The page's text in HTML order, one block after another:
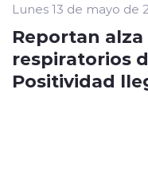
Lunes 13 de mayo de
Reportan
respiratorios
Positividad